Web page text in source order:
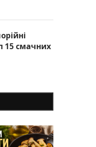
15 смачних